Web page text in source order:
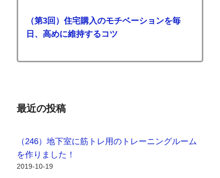
（第3回）住宅購入のモチベーションを毎
日、高めに維持するコツ
最近の投稿
（246）地下室に筋トレ用のトレーニングルーム
を作りました！
2019-10-19